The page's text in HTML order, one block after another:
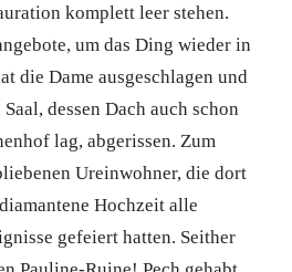
komplett leer stehen.
um das Ding wieder in
die Dame ausgeschlagen und
dessen Dach auch schon
lag, abgerissen. Zum
Ureinwohner, die dort
Hochzeit alle
gefeiert hatten. Seither